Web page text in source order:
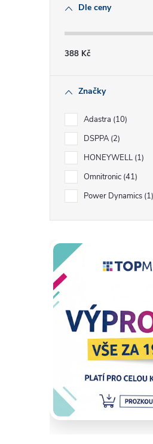
Dle ceny
388 Kč
Značky
Adastra 10
DSPPA 2
HONEYWELL 1
Omnitronic 41
Power Dynamics 1